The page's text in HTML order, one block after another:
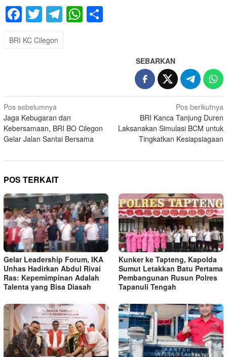
Facebook
Twitter
Telegram
WhatsApp
BRI KC Cilegon
SEBARKAN
Navigasi
pos
Pos sebelumnya
Jaga Kebugaran dan
Kebersamaan, BRI BO Cilegon
Gelar Jalan Santai Bersama
Pos berikutnya
BRI Kanca Tanjung Duren
Laksanakan Simulasi BCM untuk
Tingkatkan Kesiapsiagaan
POS TERKAIT
Gelar Leadership Forum, IKA
Unhas Hadirkan Abdul Rivai
Ras: Kepemimpinan Adalah
Talenta yang Bisa Diasah
Kunker ke Tapteng, Kapolda
Sumut Letakkan Batu Pertama
Pembangunan Rusun Polres
Tapanuli Tengah